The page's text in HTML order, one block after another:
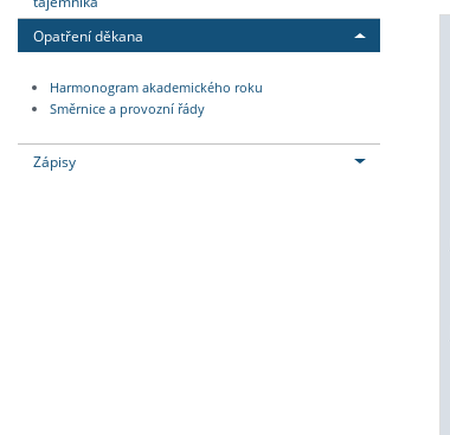
Opatření děkana
Harmonogram akademického roku
Směrnice a provozní řády
Zápisy